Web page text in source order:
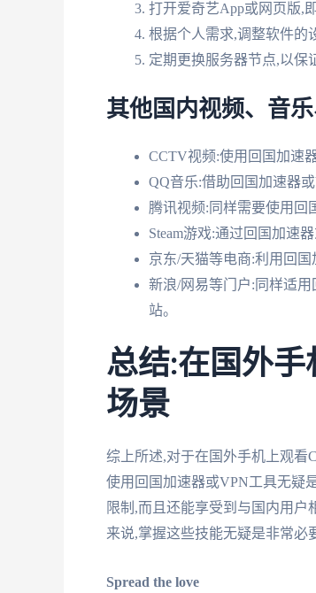
打开爱奇艺App或网页版,
根据个人需求,调整软件的
定期更换服务器节点,以保
其他国内视频、音
CCTV视频:使用回国加速
QQ音乐:借助回国加速器
腾讯视频:同样需要使用回
Steam游戏:通过回国加速
京东/天猫等电商:利用回
新浪/网易等门户:同样适
站。
总结:在国外手
场景
综上所述,对于在国外手机上观看
使用回国加速器或VPN工具无疑
限制,而且还能享受到与国内用
来说,掌握这些技能无疑是非常必
Spread the love